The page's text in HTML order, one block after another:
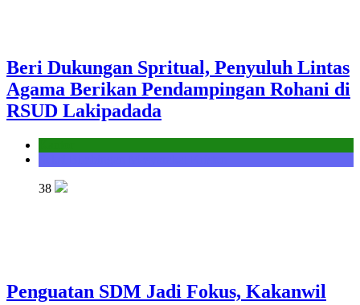
Beri Dukungan Spritual, Penyuluh Lintas
Agama Berikan Pendampingan Rohani di
RSUD Lakipadada
38
Penguatan SDM Jadi Fokus, Kakanwil